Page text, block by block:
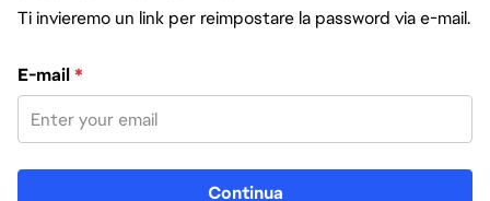
Ti invieremo un link per reimpostare la password via e-mail.
Reimposta la password col tuo indirizzo e-mail
E-mail*
Continua